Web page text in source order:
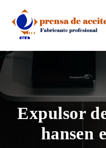
content
Expulsor
hansen